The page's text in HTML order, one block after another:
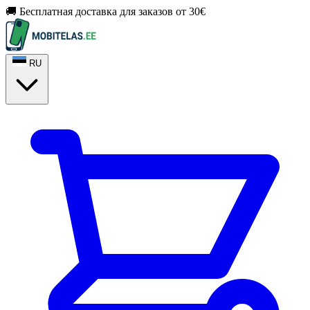
🚚 Бесплатная доставка для заказов от 30€
RU